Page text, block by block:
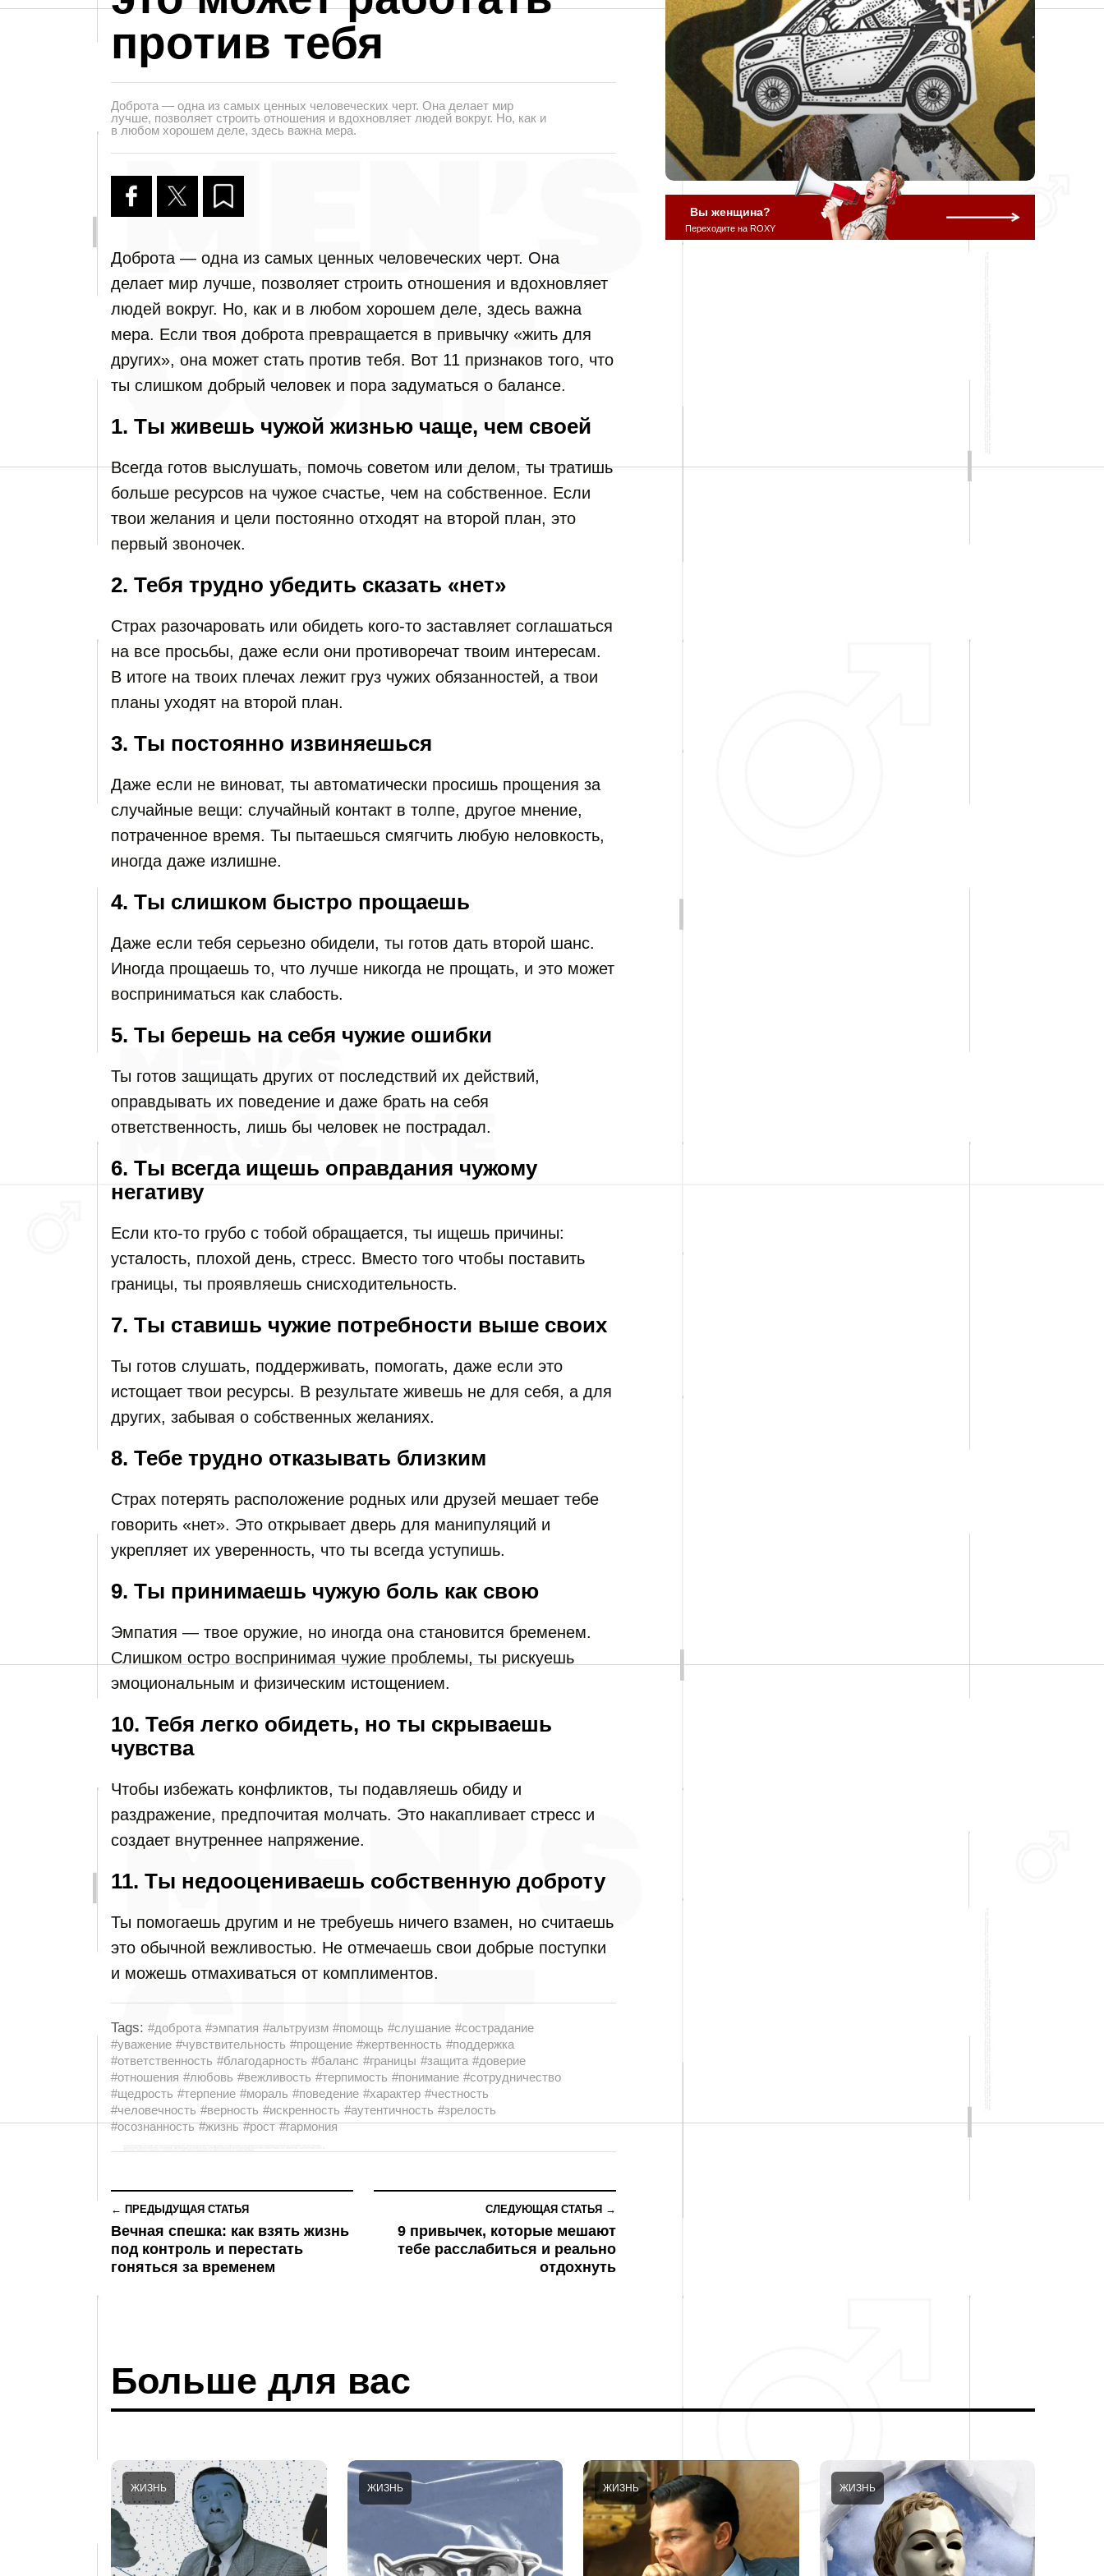
против тебя
Доброта — одна из самых ценных человеческих черт. Она делает мир
лучше, позволяет строить отношения и вдохновляет людей вокруг. Но, как и
в любом хорошем деле, здесь важна мера.
Доброта — одна из самых ценных человеческих черт. Она
делает мир лучше, позволяет строить отношения и вдохновляет
людей вокруг. Но, как и в любом хорошем деле, здесь важна
мера. Если твоя доброта превращается в привычку «жить для
других», она может стать против тебя. Вот 11 признаков того, что
ты слишком добрый человек и пора задуматься о балансе.
1. Ты живешь чужой жизнью чаще, чем своей
Всегда готов выслушать, помочь советом или делом, ты тратишь
больше ресурсов на чужое счастье, чем на собственное. Если
твои желания и цели постоянно отходят на второй план, это
первый звоночек.
2. Тебя трудно убедить сказать «нет»
Страх разочаровать или обидеть кого-то заставляет соглашаться
на все просьбы, даже если они противоречат твоим интересам.
В итоге на твоих плечах лежит груз чужих обязанностей, а твои
планы уходят на второй план.
3. Ты постоянно извиняешься
Даже если не виноват, ты автоматически просишь прощения за
случайные вещи: случайный контакт в толпе, другое мнение,
потраченное время. Ты пытаешься смягчить любую неловкость,
иногда даже излишне.
4. Ты слишком быстро прощаешь
Даже если тебя серьезно обидели, ты готов дать второй шанс.
Иногда прощаешь то, что лучше никогда не прощать, и это может
восприниматься как слабость.
5. Ты берешь на себя чужие ошибки
Ты готов защищать других от последствий их действий,
оправдывать их поведение и даже брать на себя
ответственность, лишь бы человек не пострадал.
6. Ты всегда ищешь оправдания чужому
негативу
Если кто-то грубо с тобой обращается, ты ищешь причины:
усталость, плохой день, стресс. Вместо того чтобы поставить
границы, ты проявляешь снисходительность.
7. Ты ставишь чужие потребности выше своих
Ты готов слушать, поддерживать, помогать, даже если это
истощает твои ресурсы. В результате живешь не для себя, а для
других, забывая о собственных желаниях.
8. Тебе трудно отказывать близким
Страх потерять расположение родных или друзей мешает тебе
говорить «нет». Это открывает дверь для манипуляций и
укрепляет их уверенность, что ты всегда уступишь.
9. Ты принимаешь чужую боль как свою
Эмпатия — твое оружие, но иногда она становится бременем.
Слишком остро воспринимая чужие проблемы, ты рискуешь
эмоциональным и физическим истощением.
10. Тебя легко обидеть, но ты скрываешь
чувства
Чтобы избежать конфликтов, ты подавляешь обиду и
раздражение, предпочитая молчать. Это накапливает стресс и
создает внутреннее напряжение.
11. Ты недооцениваешь собственную доброту
Ты помогаешь другим и не требуешь ничего взамен, но считаешь
это обычной вежливостью. Не отмечаешь свои добрые поступки
и можешь отмахиваться от комплиментов.
Tags: #доброта #эмпатия #альтруизм #помощь #слушание #сострадание
#уважение #чувствительность #прощение #жертвенность #поддержка
#ответственность #благодарность #баланс #границы #защита #доверие
#отношения #любовь #вежливость #терпимость #понимание #сотрудничество
#щедрость #терпение #мораль #поведение #характер #честность
#человечность #верность #искренность #аутентичность #зрелость
#осознанность #жизнь #рост #гармония
← ПРЕДЫДУЩАЯ СТАТЬЯ
Вечная спешка: как взять жизнь
под контроль и перестать
гоняться за временем
СЛЕДУЮЩАЯ СТАТЬЯ →
9 привычек, которые мешают
тебе расслабиться и реально
отдохнуть
Вы женщина?
Переходите на ROXY
Больше для вас
ЖИЗНЬ ЖИЗНЬ ЖИЗНЬ ЖИЗНЬ